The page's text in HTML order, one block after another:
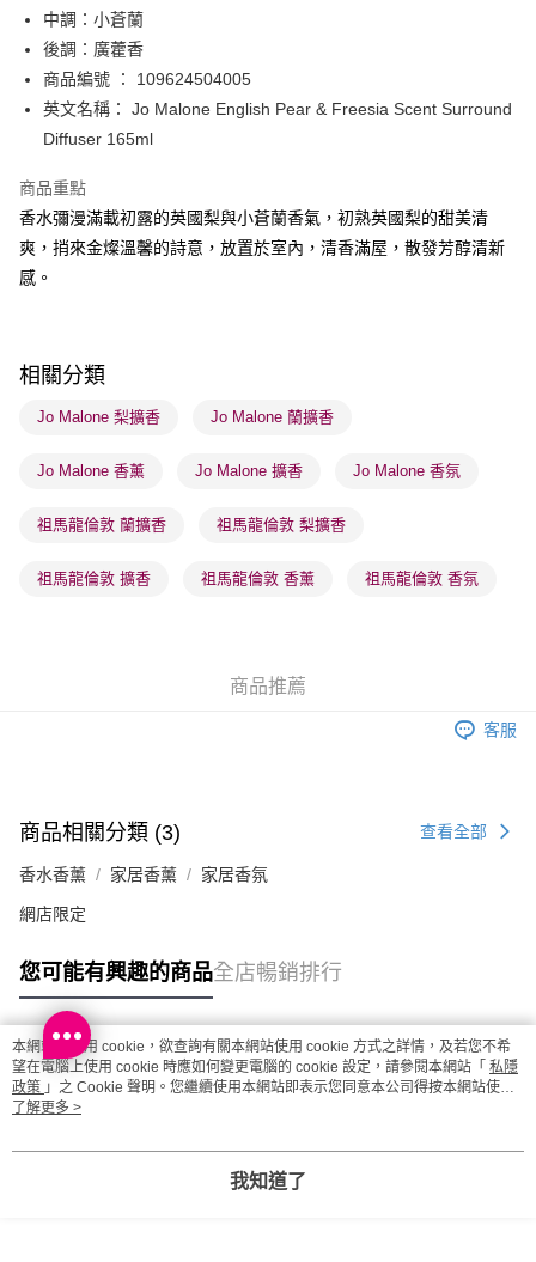
WeChat Pay
BoC Pay
送貨方式
每筆HK$65.00，滿HK$300.00或以上免運費
順豐站及營業點 - 確認發貨後1-3個工作天送達
每筆HK$65.00，滿HK$300.00或以上免運費
每筆HK$65.00，滿HK$300.00或以上免運費
(香港門市) 只顯示可選門市。確認發貨後2-5個工作天到店，3天內
取。逾期會取消訂單，並不會安排重寄
(澳門門市) 只顯示可選門市。確認發貨後2-5個工作天到店，3天內
中調：小蒼蘭
後調：廣藿香
商品編號 ： 109624504005
英文名稱： Jo Malone English Pear & Freesia Scent Surround
Diffuser 165ml
商品重點
香水彌漫滿載初露的英國梨與小蒼蘭香氣，初熟英國梨的甜美清
爽，捎來金燦溫馨的詩意，放置於室內，清香滿屋，散發芳醇清新
感。
相關分類
Jo Malone 梨擴香 Jo Malone 蘭擴香
Jo Malone 香薰 Jo Malone 擴香 Jo Malone 香氛
祖馬龍倫敦 蘭擴香 祖馬龍倫敦 梨擴香
祖馬龍倫敦 擴香 祖馬龍倫敦 香薰 祖馬龍倫敦 香氛
商品推薦
客服
商品相關分類 (3) 查看全部
香水香薰 家居香薰 家居香氛
網店限定
您可能有興趣的商品全店暢銷排行
熱門標籤
熱銷排行
本網站中使用 cookie，欲查詢有關本網站使用 cookie 方式之詳情，及若您不希
望在電腦上使用 cookie 時應如何變更電腦的 cookie 設定，請參閱本網站「 私隱
政策 」之 Cookie 聲明。您繼續使用本網站即表示您同意本公司得按本網站使用
條款之 Cookie 聲明使用 cookie。
了解更多 >
我知道了